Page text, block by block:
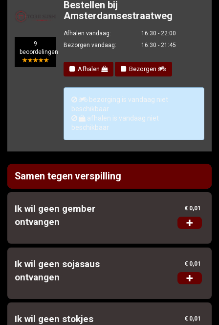
Totaal: € 0,00
Verder winkelen
9
beoordelingen
★★★★★
Bestellen bij
Amsterdamsestraatweg
Afhalen vandaag:
16:30 - 22:00
Bezorgen vandaag:
16:30 - 21:45
Afhalen Bezorgen
bezorging is vandaag niet
beschikbaar
afhalen is vandaag niet
beschikbaar
Samen tegen verspilling
Ik wil geen gember
ontvangen
€ 0,01
+
Ik wil geen sojasaus
ontvangen
€ 0,01
+
Ik wil geen stokjes
€ 0,01